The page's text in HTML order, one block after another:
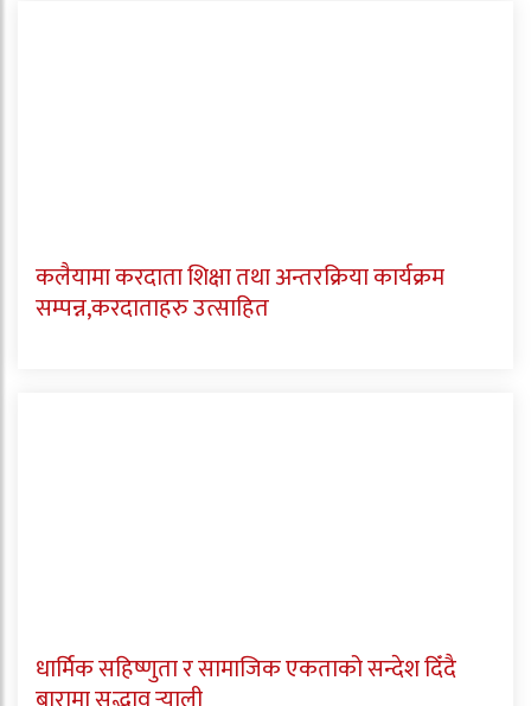
कलैयामा करदाता शिक्षा तथा अन्तरक्रिया कार्यक्रम
सम्पन्न,करदाताहरु उत्साहित
धार्मिक सहिष्णुता र सामाजिक एकताको सन्देश दिँदै